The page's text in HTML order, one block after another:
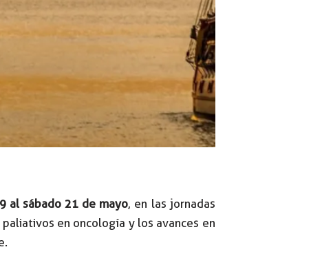
al sábado 21 de mayo, en las jornadas
en oncología y los avances en